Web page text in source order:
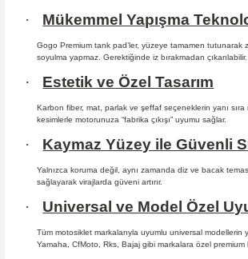
· Mükemmel Yapışma
Gogo Premium tank pad’ler, yüzeye tamamen tutunarak
soyulma yapmaz. Gerektiğinde iz bırakmadan çıkarılabilir.
· Estetik ve Özel Tasarım
Karbon fiber, mat, parlak ve şeffaf seçeneklerin yanı
kesimlerle motorunuza “fabrika çıkışı” uyumu sağlar.
· Kaymaz Yüzey ile Güvenli
Yalnızca koruma değil, aynı zamanda diz ve bacak
sağlayarak virajlarda güveni artırır.
· Universal ve Model Özel
Tüm motosiklet markalarıyla uyumlu universal modellerin
Yamaha, CfMoto, Rks, Bajaj gibi markalara özel premium